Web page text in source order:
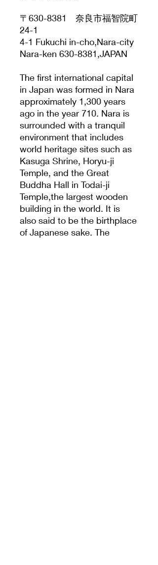
〒630-8381 奈良市福智院町
24-1
4-1 Fukuchi in-cho,Nara-city
Nara-ken 630-8381,JAPAN
The first international capital
in Japan was formed in Nara
approximately 1,300 years
ago in the year 710. Nara is
surrounded with a tranquil
environment that includes
world heritage sites such as
Kasuga Shrine, Horyu-ji
Temple, and the Great
Buddha Hall in Todai-ji
Temple,the largest wooden
building in the world. It is
also said to be the birthplace
of Japanese sake. The